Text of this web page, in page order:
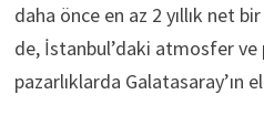
daha önce en az 2 yıllık net
de, İstanbul’daki atmosfer ve
pazarlıklarda Galatasaray’ın